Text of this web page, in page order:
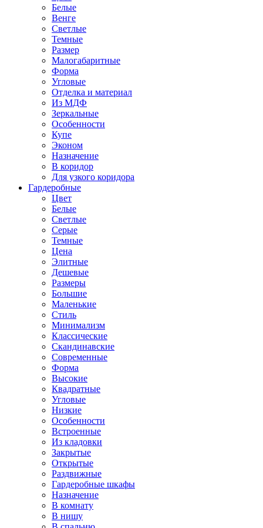
Белые
Венге
Светлые
Темные
Размер
Малогабаритные
Форма
Угловые
Отделка и материал
Из МДФ
Зеркальные
Особенности
Купе
Эконом
Назначение
В коридор
Для узкого коридора
Гардеробные
Цвет
Белые
Светлые
Серые
Темные
Цена
Элитные
Дешевые
Размеры
Большие
Маленькие
Стиль
Минимализм
Классические
Скандинавские
Современные
Форма
Высокие
Квадратные
Угловые
Низкие
Особенности
Встроенные
Из кладовки
Закрытые
Открытые
Раздвижные
Гардеробные шкафы
Назначение
В комнату
В нишу